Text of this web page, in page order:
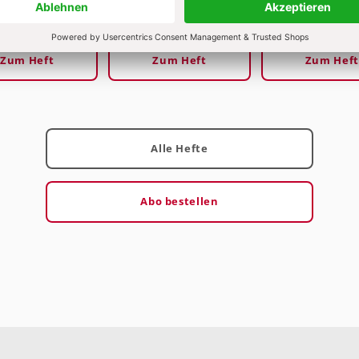
Zum Heft Zum Heft
Heft 2/2020
Zum Heft
Alle Hefte
Abo bestellen